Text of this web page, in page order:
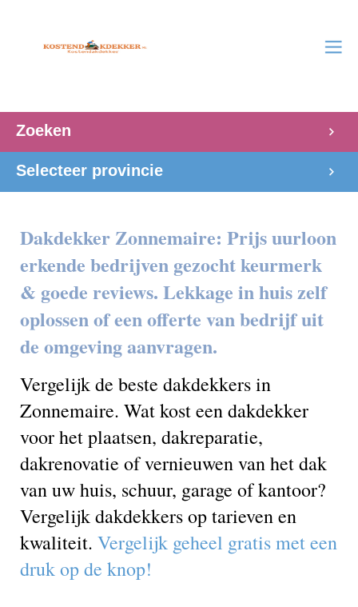
Zoeken
Selecteer provincie
Dakdekker Zonnemaire: Prijs uurloon
erkende bedrijven gezocht keurmerk
& goede reviews. Lekkage in huis zelf
oplossen of een offerte van bedrijf uit
de omgeving aanvragen.
Vergelijk de beste dakdekkers in
Zonnemaire. Wat kost een dakdekker
voor het plaatsen, dakreparatie,
dakrenovatie of vernieuwen van het dak
van uw huis, schuur, garage of kantoor?
Vergelijk dakdekkers op tarieven en
kwaliteit. Vergelijk geheel gratis met een
druk op de knop!